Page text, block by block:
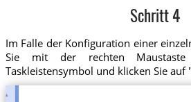
Schritt 4
Im Falle der Konfiguration einer
Sie mit der rechten
Taskleistensymbol und klicken Sie auf